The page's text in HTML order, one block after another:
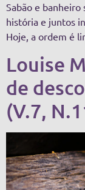
Sabão e
história e juntos
Hoje, a ordem é
Louise
de
(V.7,